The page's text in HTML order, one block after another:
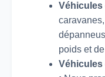
Véhicules
poids et
Véhicules